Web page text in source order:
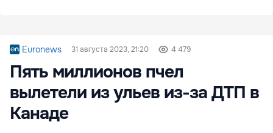
Euronews 31 августа 2023, 21:20 4 479
Пять миллионов пчел
вылетели из ульев из-за ДТП в
Канаде